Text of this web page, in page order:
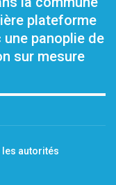
plateforme
panoplie de
sur mesure
les autorités